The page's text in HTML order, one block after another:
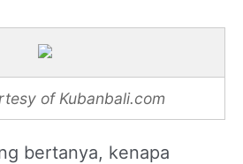
of Kubanbali.com
bertanya, kenapa